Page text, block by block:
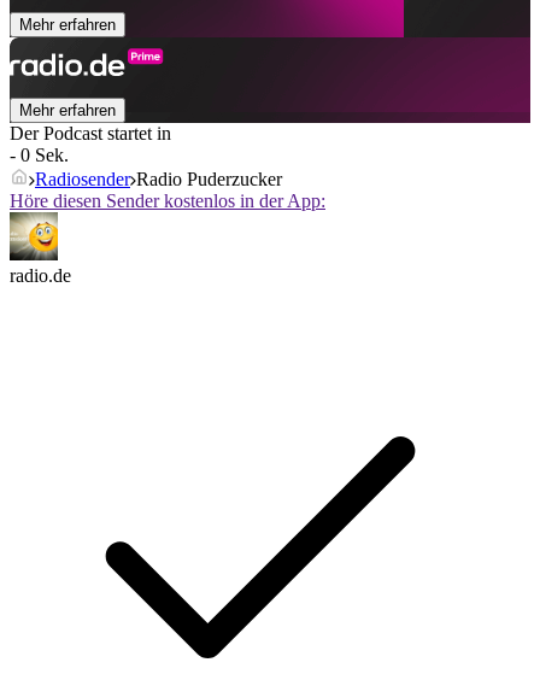
Mehr erfahren
Mehr erfahren
Der Podcast startet in
- 0 Sek.
Radiosender Radio Puderzucker
Höre diesen Sender kostenlos in der App:
radio.de